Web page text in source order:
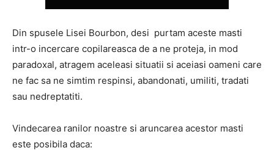
Din spusele Lisei Bourbon, desi purtam aceste masti
intr-o incercare copilareasca de a ne proteja, in mod
paradoxal, atragem aceleasi situatii si aceiasi oameni care
ne fac sa ne simtim respinsi, abandonati, umiliti, tradati
sau nedreptatiti.
Vindecarea ranilor noastre si aruncarea acestor masti
este posibila daca: